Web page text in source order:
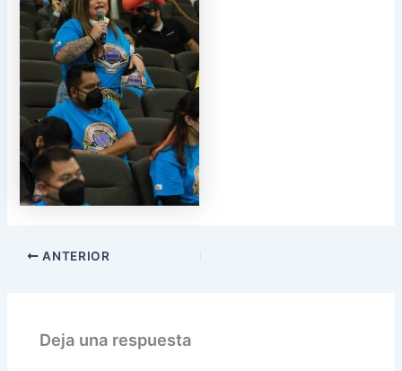
ANTERIOR
Deja una respuesta